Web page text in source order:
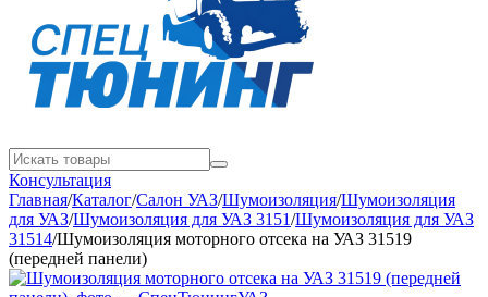
Консультация
Главная/Каталог/Салон УАЗ/Шумоизоляция/Шумоизоляция
для УАЗ/Шумоизоляция для УАЗ 3151/Шумоизоляция для УАЗ
31514/Шумоизоляция моторного отсека на УАЗ 31519
(передней панели)